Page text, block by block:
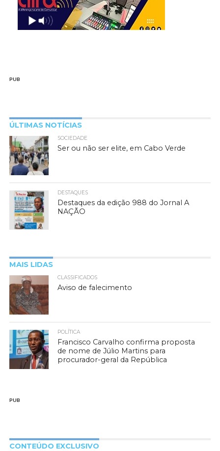
PUB
ÚLTIMAS NOTÍCIAS
SOCIEDADE
Ser ou não ser elite, em Cabo Verde
DESTAQUES
Destaques da edição 988 do Jornal A
NAÇÃO
MAIS LIDAS
CLASSIFICADOS
Aviso de falecimento
POLÍTICA
Francisco Carvalho confirma proposta
de nome de Júlio Martins para
procurador-geral da República
PUB
CONTEÚDO EXCLUSIVO